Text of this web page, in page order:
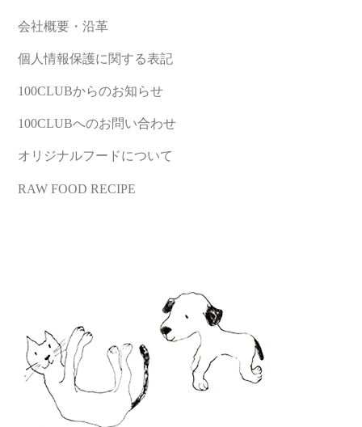
会社概要・沿革
個人情報保護に関する表記
100CLUBからのお知らせ
100CLUBへのお問い合わせ
オリジナルフードについて
RAW FOOD RECIPE